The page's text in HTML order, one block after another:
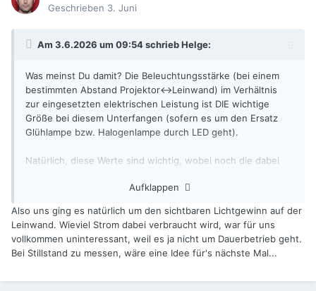
Geschrieben 3. Juni
Am 3.6.2026 um 09:54 schriebHelge:
Was meinst Du damit? Die Beleuchtungsstärke (bei einem
bestimmten Abstand Projektor<->Leinwand) im Verhältnis
zur eingesetzten elektrischen Leistung ist DIE wichtige
Größe bei diesem Unterfangen (sofern es um den Ersatz
Glühlampe bzw. Halogenlampe durch LED geht).
Natürlich, diese Werte sind wichtig, wobei noch die dabei
Welches Lux-Meter war das denn? Am Ende wäre eine
denn das ist der Wert, den das Auge "misst".
Um zusätzliche Informationen zu gewinnen, wäre evtl. eine
Messung bei Stillstand eine Idee (also ohne Flügelblende,
bzw. bei dauerleuchtender LED)...?
Aufklappen
Also uns ging es natürlich um den sichtbaren Lichtgewinn auf der
Leinwand. Wieviel Strom dabei verbraucht wird, war für uns
vollkommen uninteressant, weil es ja nicht um Dauerbetrieb geht.
Bei Stillstand zu messen, wäre eine Idee für's nächste Mal...